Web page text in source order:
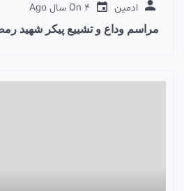
ادمین
On 4 سال Ago
مراسم وداع و تشییع پیکر شهید